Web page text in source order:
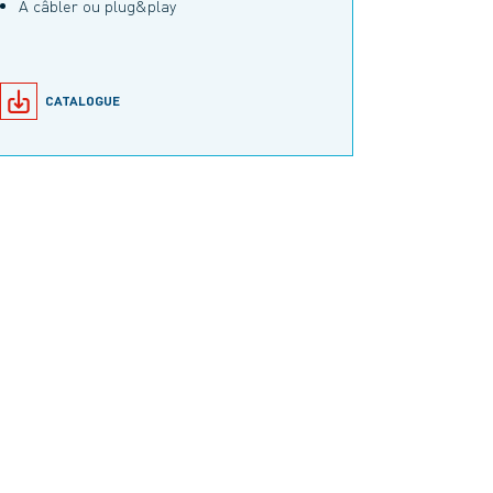
A câbler ou plug&play
CATALOGUE